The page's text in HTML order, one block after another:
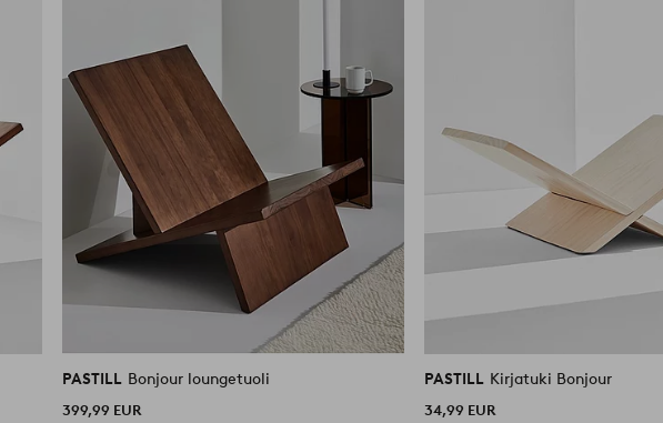
PASTILL Bonjour loungetuoli
399,99 EUR
PASTILL Kirjatuki Bonjour
34,99 EUR